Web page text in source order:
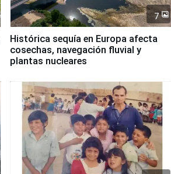
7
Histórica sequía en Europa afecta
cosechas, navegación fluvial y
plantas nucleares